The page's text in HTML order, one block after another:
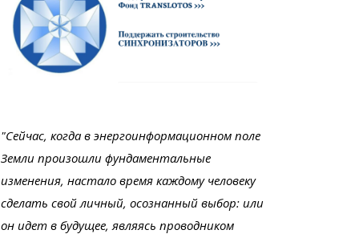
"Сейчас, когда в энергоинформационном поле
Земли произошли фундаментальные
изменения, настало время каждому человеку
сделать свой личный, осознанный выбор: или
он идет в будущее, являясь проводником